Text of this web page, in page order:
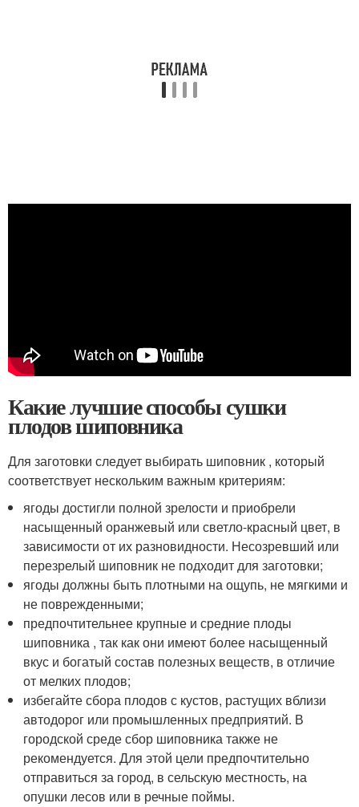
Какие лучшие способы сушки
плодов шиповника
Для заготовки следует выбирать шиповник , который
соответствует нескольким важным критериям:
ягоды достигли полной зрелости и приобрели
насыщенный оранжевый или светло-красный цвет, в
зависимости от их разновидности. Несозревший или
перезрелый шиповник не подходит для заготовки;
ягоды должны быть плотными на ощупь, не мягкими и
не поврежденными;
предпочтительнее крупные и средние плоды
шиповника , так как они имеют более насыщенный
вкус и богатый состав полезных веществ, в отличие
от мелких плодов;
избегайте сбора плодов с кустов, растущих вблизи
автодорог или промышленных предприятий. В
городской среде сбор шиповника также не
рекомендуется. Для этой цели предпочтительно
отправиться за город, в сельскую местность, на
опушки лесов или в речные поймы.